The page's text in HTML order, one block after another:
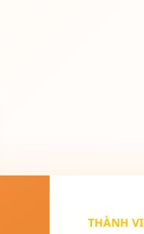
THÀNH